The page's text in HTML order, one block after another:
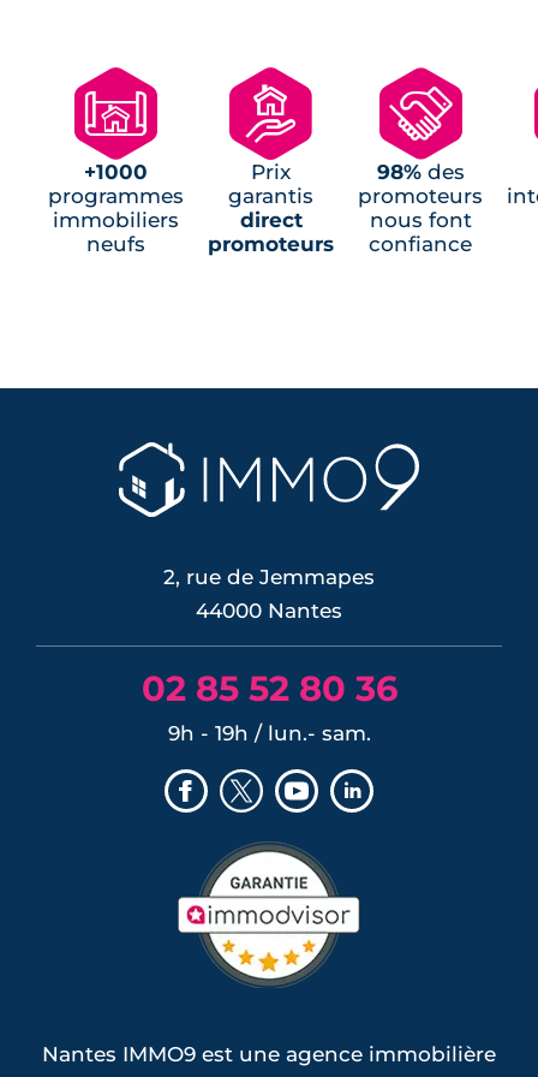
Chef (1)
Programmes neufs Saint-Père-en-Retz (1)
Programmes neufs Trignac (1)
Programmes neufs La Turballe (1)
🗺
+1000
programmes
immobiliers
neufs
🏘
Prix
garantis
direct
promoteurs
🤝
98%des
promoteurs
nous font
confiance
2, rue de Jemmapes
44000 Nantes
02 85 52 80 36
9h - 19h / lun.- sam.
Nantes IMMO9 est une agence immobilière